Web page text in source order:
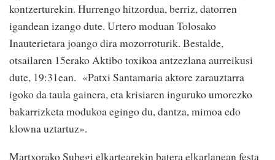
kontzerturekin. Hurrengo hitzordua, berriz, datorren
igandean izango dute. Urtero moduan Tolosako
Inauterietara joango dira mozorroturik. Bestalde,
otsailaren 15erako Aktibo toxikoa antzezlana aurreikusi
dute, 19:31ean. «Patxi Santamaria aktore zarauztarra
igoko da taula gainera, eta krisiaren inguruko umorezko
bakarrizketa modukoa egingo du, dantza, mimoa edo
klowna uztartuz».
Martxorako Subegi elkartearekin batera elkarlanean festa